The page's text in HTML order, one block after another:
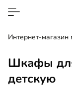
Интернет-магазин
Шкафы
детскую